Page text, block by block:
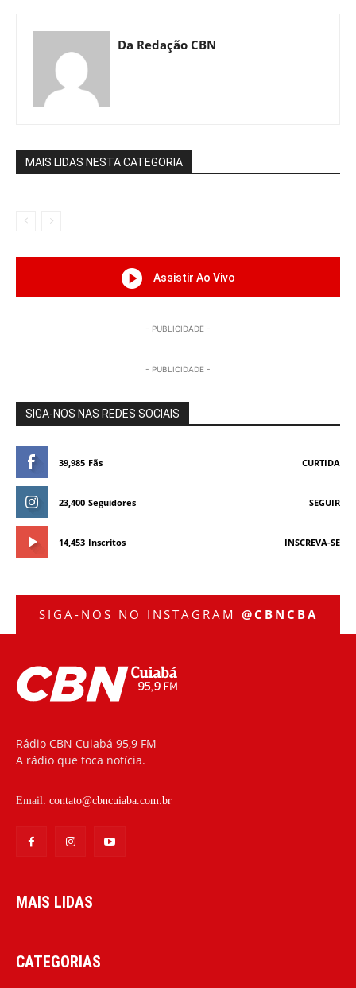
Da Redação CBN
MAIS LIDAS NESTA CATEGORIA
Assistir Ao Vivo
- PUBLICIDADE -
- PUBLICIDADE -
SIGA-NOS NAS REDES SOCIAIS
39,985 Fãs CURTIDA
23,400 Seguidores SEGUIR
14,453 Inscritos INSCREVA-SE
SIGA-NOS NO INSTAGRAM @CBNCBA
Rádio CBN Cuiabá 95,9 FM
A rádio que toca notícia.
Email: contato@cbncuiaba.com.br
MAIS LIDAS
CATEGORIAS